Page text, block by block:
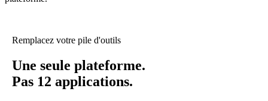
Remplacez votre pile d'outils
Une seule plateforme.
Pas 12 applications.